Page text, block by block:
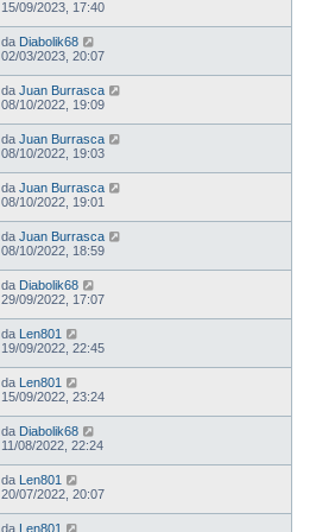
15/09/2023, 17:40
da Diabolik68
02/03/2023, 20:07
da Juan Burrasca
08/10/2022, 19:09
da Juan Burrasca
08/10/2022, 19:03
da Juan Burrasca
08/10/2022, 19:01
da Juan Burrasca
08/10/2022, 18:59
da Diabolik68
29/09/2022, 17:07
da Len801
19/09/2022, 22:45
da Len801
15/09/2022, 23:24
da Diabolik68
11/08/2022, 22:24
da Len801
20/07/2022, 20:07
da Len801